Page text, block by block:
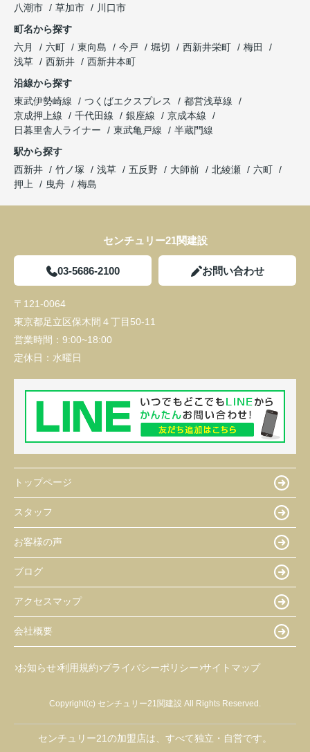
八潮市
草加市
川口市
町名から探す
六月
六町 東向島 今戸 堀切 西新井栄町
梅田
浅草
西新井
西新井本町
沿線から探す
東武伊勢崎線
つくばエクスプレス
都営浅草線
京成押上線
千代田線 銀座線
京成本線
日暮里舎人ライナー
東武亀戸線
半蔵門線
駅から探す
西新井
竹ノ塚 浅草 五反野 大師前 北綾瀬
六町
押上
曳舟 梅島
センチュリー21関建設
03-5686-2100 お問い合わせ
〒121-0064
東京都足立区保木間４丁目50-11
営業時間： 9:00~18:00
定休日： 水曜日
トップページ
スタッフ
お客様の声
ブログ
アクセスマップ
会社概要
お知らせ 利用規約 プライバシーポリシー サイトマップ
Copyright(c) センチュリー21関建設 All Rights Reserved.
センチュリー21の加盟店は、すべて独立・自営です。